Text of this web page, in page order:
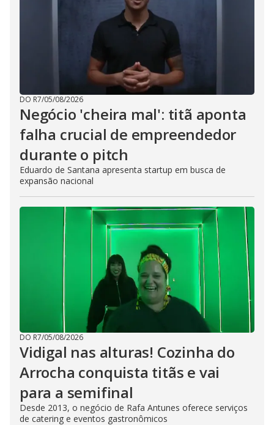
DO R7/05/08/2026
Negócio 'cheira mal': titã aponta
falha crucial de empreendedor
durante o pitch
Eduardo de Santana apresenta startup em busca de
expansão nacional
DO R7/05/08/2026
Vidigal nas alturas! Cozinha do
Arrocha conquista titãs e vai
para a semifinal
Desde 2013, o negócio de Rafa Antunes oferece serviços
de catering e eventos gastronômicos